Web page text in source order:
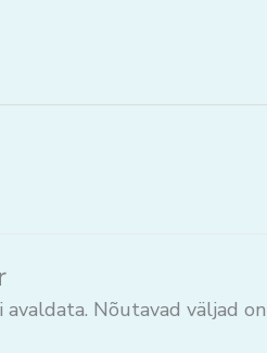
avaldata. Nõutavad väljad